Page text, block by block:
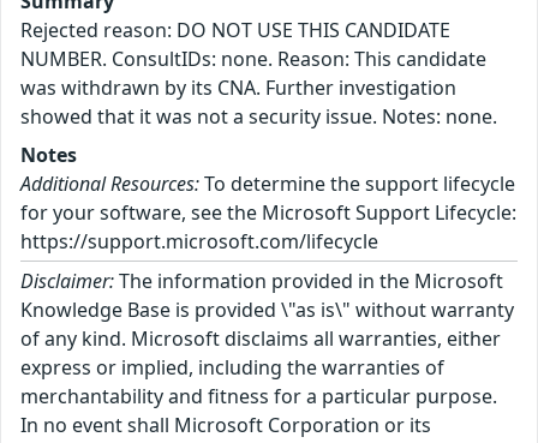
Rejected reason: DO NOT USE THIS CANDIDATE
NUMBER. ConsultIDs: none. Reason: This candidate
was withdrawn by its CNA. Further investigation
showed that it was not a security issue. Notes: none.
Notes
Additional Resources:To determine the support lifecycle
for your software, see the Microsoft Support Lifecycle:
https://support.microsoft.com/lifecycle
Disclaimer:The information provided in the Microsoft
Knowledge Base is provided \"as is\" without warranty
of any kind. Microsoft disclaims all warranties, either
express or implied, including the warranties of
merchantability and fitness for a particular purpose.
In no event shall Microsoft Corporation or its